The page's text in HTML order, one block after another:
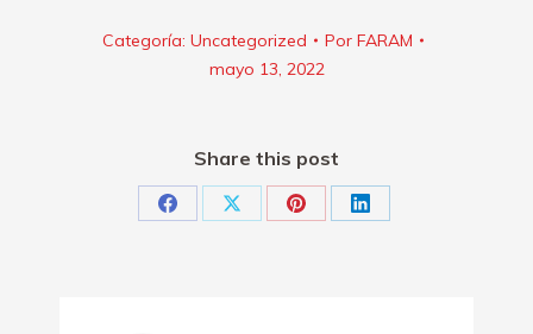
Categoría: Uncategorized Por FARAM
mayo 13, 2022
Share this post
Share Share Share Share